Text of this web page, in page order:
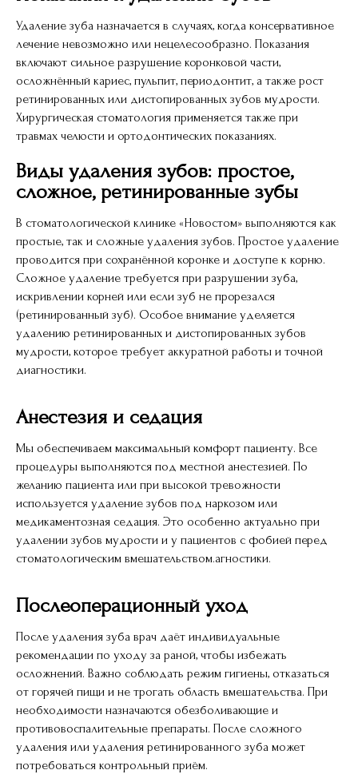
Удаление зуба назначается в случаях, когда консервативное
лечение невозможно или нецелесообразно. Показания
включают сильное разрушение коронковой части,
осложнённый кариес, пульпит, периодонтит, а также рост
ретинированных или дистопированных зубов мудрости.
Хирургическая стоматология применяется также при
травмах челюсти и ортодонтических показаниях.
Виды удаления зубов: простое,
сложное, ретинированные зубы
В стоматологической клинике «Новостом» выполняются как
простые, так и сложные удаления зубов. Простое удаление
проводится при сохранённой коронке и доступе к корню.
Сложное удаление требуется при разрушении зуба,
искривлении корней или если зуб не прорезался
(ретинированный зуб). Особое внимание уделяется
удалению ретинированных и дистопированных зубов
мудрости, которое требует аккуратной работы и точной
диагностики.
Анестезия и седация
Мы обеспечиваем максимальный комфорт пациенту. Все
процедуры выполняются под местной анестезией. По
желанию пациента или при высокой тревожности
используется удаление зубов под наркозом или
медикаментозная седация. Это особенно актуально при
удалении зубов мудрости и у пациентов с фобией перед
стоматологическим вмешательством.агностики.
Послеоперационный уход
После удаления зуба врач даёт индивидуальные
рекомендации по уходу за раной, чтобы избежать
осложнений. Важно соблюдать режим гигиены, отказаться
от горячей пищи и не трогать область вмешательства. При
необходимости назначаются обезболивающие и
противовоспалительные препараты. После сложного
удаления или удаления ретинированного зуба может
потребоваться контрольный приём.